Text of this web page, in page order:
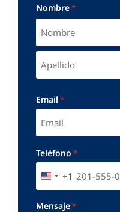
Nombre*
Email *
Teléfono *
UNITED STATES +1
+1
Mensaje*